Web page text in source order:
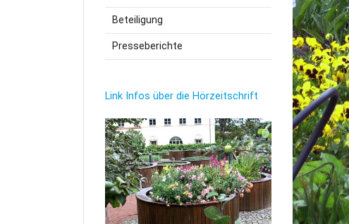
Beteiligung
Presseberichte
Link Infos über die Hörzeitschrift